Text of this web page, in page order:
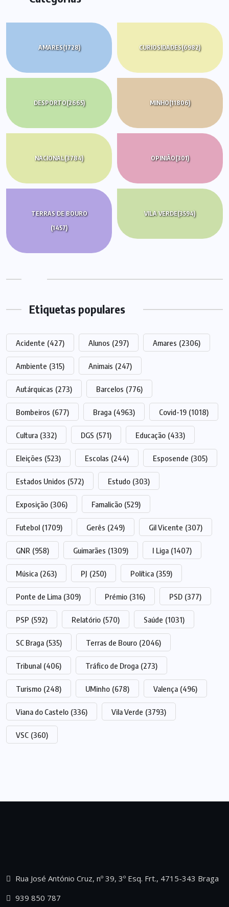
AMARES(1728) CURIOSIDADES(6982)
DESPORTO(2665) MINHO(11806)
NACIONAL(3784) OPINIÃO(301)
TERRAS DE BOURO
(1457)
VILA VERDE(3594)
Etiquetas populares
Acidente (427) Alunos (297) Amares (2306)
Ambiente (315) Animais (247)
Autárquicas (273) Barcelos (776)
Bombeiros (677) Braga (4963) Covid-19 (1018)
Cultura (332) DGS (571) Educação (433)
Eleições (523) Escolas (244) Esposende (305)
Estados Unidos (572) Estudo (303)
Exposição (306) Famalicão (529)
Futebol (1709) Gerês (249) Gil Vicente (307)
GNR (958) Guimarães (1309) I Liga (1407)
Música (263) PJ (250) Política (359)
Ponte de Lima (309) Prémio (316) PSD (377)
PSP (592) Relatório (570) Saúde (1031)
SC Braga (535) Terras de Bouro (2046)
Tribunal (406) Tráfico de Droga (273)
Turismo (248) UMinho (678) Valença (496)
Viana do Castelo (336) Vila Verde (3793)
VSC (360)
Rua José António Cruz, nº 39, 3º Esq. Frt., 4715-343 Braga
939 850 787